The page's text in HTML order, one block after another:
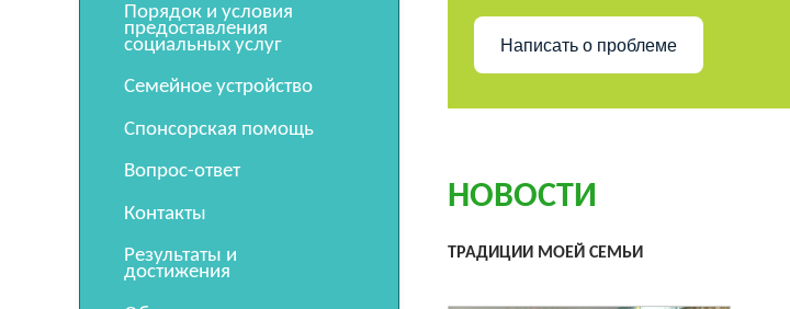
Порядок и условия
предоставления
социальных услуг
Семейное устройство
Спонсорская помощь
Вопрос-ответ
Контакты
Результаты и
достижения
Написать о проблеме
НОВОСТИ
ТРАДИЦИИ МОЕЙ СЕМЬИ